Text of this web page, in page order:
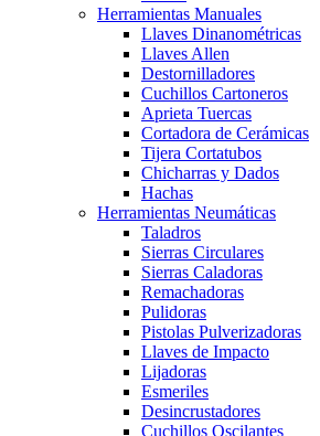
Herramientas Manuales
Llaves Dinanométricas
Llaves Allen
Destornilladores
Cuchillos Cartoneros
Aprieta Tuercas
Cortadora de Cerámicas
Tijera Cortatubos
Chicharras y Dados
Hachas
Herramientas Neumáticas
Taladros
Sierras Circulares
Sierras Caladoras
Remachadoras
Pulidoras
Pistolas Pulverizadoras
Llaves de Impacto
Lijadoras
Esmeriles
Desincrustadores
Cuchillos Oscilantes